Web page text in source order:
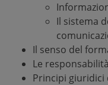
Il sistema
Il senso del
Le
Principi giuridici